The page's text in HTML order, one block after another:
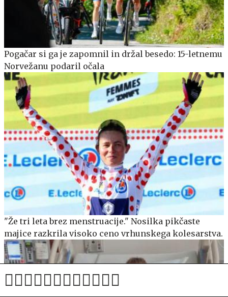
Pogačar si ga je zapomnil in držal besedo: 15-letnemu
Norvežanu podaril očala
"Že tri leta brez menstruacije." Nosilka pikčaste
majice razkrila visoko ceno vrhunskega kolesarstva.